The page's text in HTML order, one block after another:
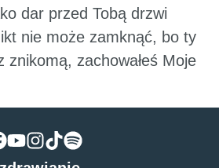
dar przed Tobą drzwi
nie może zamknąć, bo ty
znikomą, zachowałeś Moje